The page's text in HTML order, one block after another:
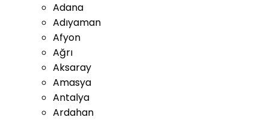
Adana
Adıyaman
Afyon
Ağrı
Aksaray
Amasya
Antalya
Ardahan